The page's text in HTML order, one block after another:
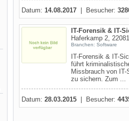
Datum: 14.08.2017 | Besucher:
IT-Forensik & IT-
Haferkamp 2,
Branchen: Software
IT-Forensik & IT-
führt
Missbrauch von
zu sichern. Zum ...
Datum: 28.03.2015 | Besucher: